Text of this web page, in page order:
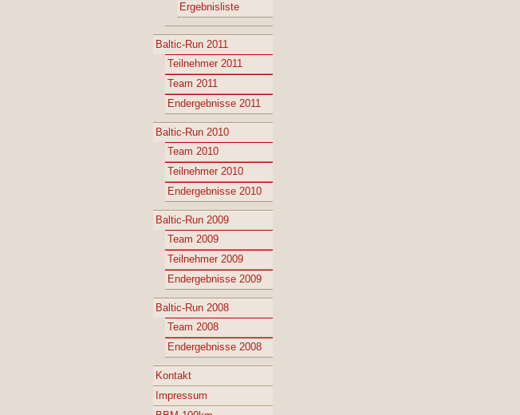
Ergebnisliste
Baltic-Run 2011
Teilnehmer 2011
Team 2011
Endergebnisse 2011
Baltic-Run 2010
Team 2010
Teilnehmer 2010
Endergebnisse 2010
Baltic-Run 2009
Team 2009
Teilnehmer 2009
Endergebnisse 2009
Baltic-Run 2008
Team 2008
Endergebnisse 2008
Kontakt
Impressum